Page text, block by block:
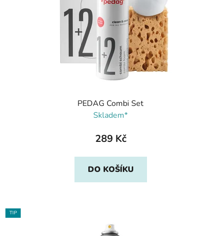
PEDAG Combi Set
Skladem*
289 Kč
DO KOŠÍKU
TIP